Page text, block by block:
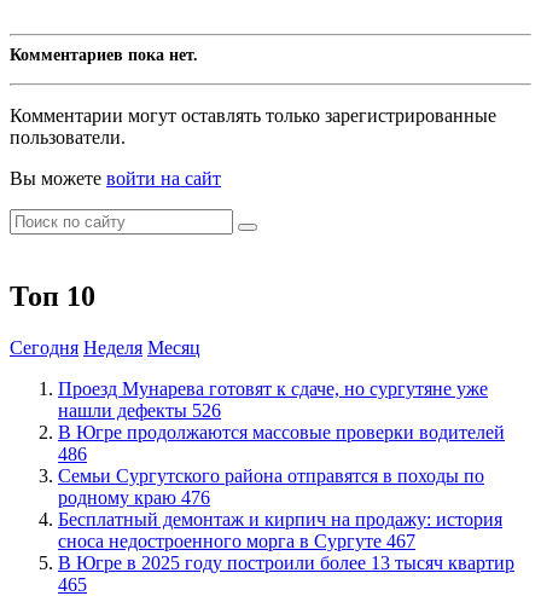
Комментариев пока нет.
Комментарии могут оставлять только зарегистрированные
пользователи.
Вы можете войти на сайт
Топ 10
Сегодня Неделя Месяц
​Проезд Мунарева готовят к сдаче, но сургутяне уже
нашли дефекты 526
​В Югре продолжаются массовые проверки водителей
486
​Семьи Сургутского района отправятся в походы по
родному краю 476
​Бесплатный демонтаж и кирпич на продажу: история
сноса недостроенного морга в Сургуте 467
​В Югре в 2025 году построили более 13 тысяч квартир
465